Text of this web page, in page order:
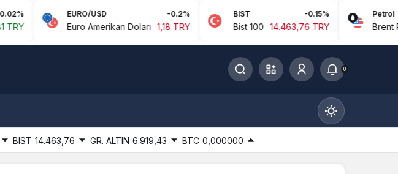
EURO/USD
Euro Amerikan Doları 1,18 TRY
BIST
Bist 100 14.463,76 TRY
Petrol
Brent Petrol
0
BIST 14.463,76 GR. ALTIN 6.919,43 BTC 0,000000